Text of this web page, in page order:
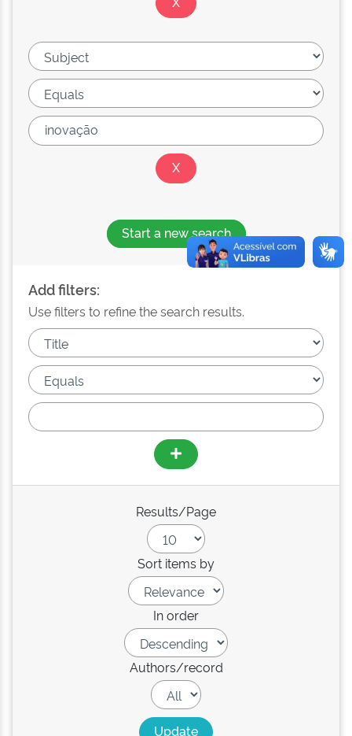
Start a new search
Add filters:
Use filters to refine the search results.
Results/Page
Sort items by
In order
Authors/record